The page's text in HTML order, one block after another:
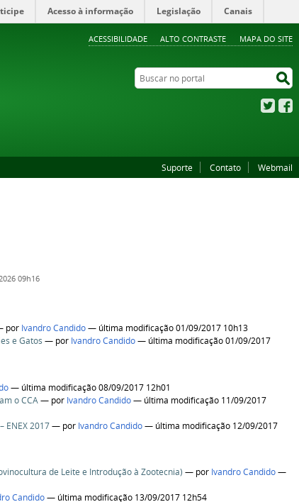
ACESSIBILIDADE ALTO CONTRASTE MAPA DO SITE
Acesso à informação Legislação Canais
Buscar no portal
Twitter
Suporte Contato Webmail
09h16
por Ivandro Candido— última modificação 01/09/2017 10h13
e Gatos — por Ivandro Candido— última modificação 01/09/2017
— última modificação 08/09/2017 12h01
o CCA— por Ivandro Candido— última modificação 11/09/2017
ENEX 2017— por Ivandro Candido— última modificação 12/09/2017
de Leite e Introdução à Zootecnia) — por Ivandro Candido—
Candido— última modificação 13/09/2017 12h54